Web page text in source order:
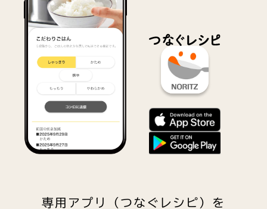
専用アプリ（つなぐレシピ）を